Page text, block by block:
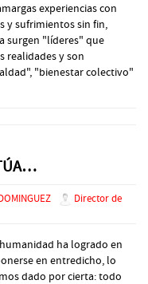
experiencias con
y sufrimientos sin fin,
surgen "líderes" que
realidades y son
"bienestar colectivo"
Director de
ha logrado en
en entredicho, lo
dado por cierta: todo